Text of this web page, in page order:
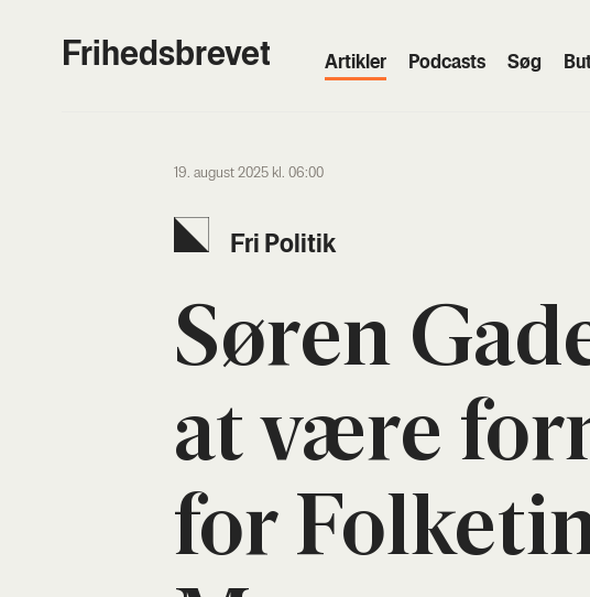
Frihedsbrevet Artik­ler Podcasts Søg
19. august 2025 kl. 06:00
Fri Poli­tik
Søren
at være
for